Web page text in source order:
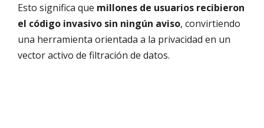
Esto significa que millones de usuarios recibieron
el código invasivo sin ningún aviso, convirtiendo
una herramienta orientada a la privacidad en un
vector activo de filtración de datos.